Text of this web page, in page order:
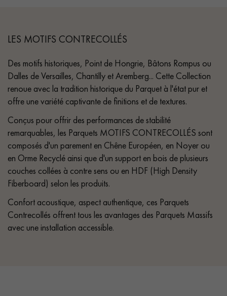
LES MOTIFS CONTRECOLLÉS
Des motifs historiques, Point de Hongrie, Bâtons Rompus ou
Dalles de Versailles, Chantilly et Aremberg... Cette Collection
renoue avec la tradition historique du Parquet à l'état pur et
offre une variété captivante de finitions et de textures.
Conçus pour offrir des performances de stabilité
remarquables, les Parquets MOTIFS CONTRECOLLÉS sont
composés d'un parement en Chêne Européen, en Noyer ou
en Orme Recyclé ainsi que d'un support en bois de plusieurs
couches collées à contre sens ou en HDF (High Density
Fiberboard) selon les produits.
Confort acoustique, aspect authentique, ces Parquets
Contrecollés offrent tous les avantages des Parquets Massifs
avec une installation accessible.